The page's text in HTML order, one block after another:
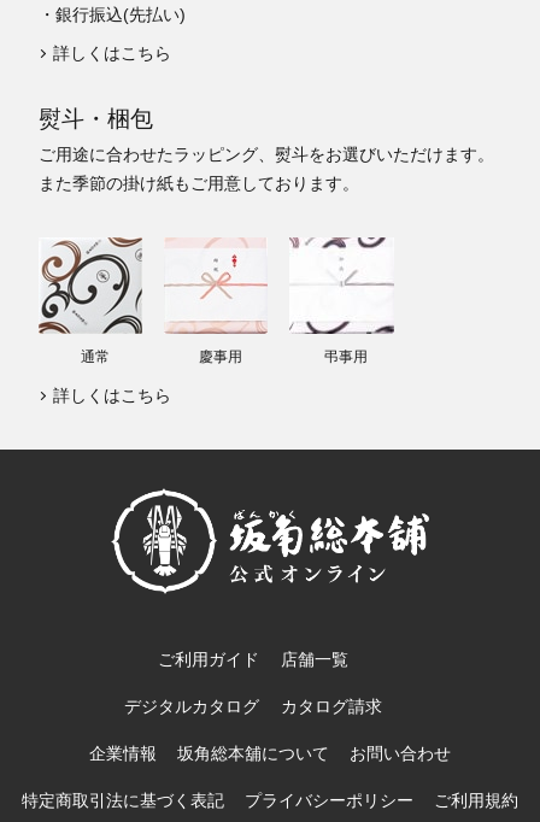
・銀行振込(先払い)
詳しくはこちら
熨斗・梱包
ご用途に合わせたラッピング、熨斗をお選びいただけます。
また季節の掛け紙もご用意しております。
通常 慶事用 弔事用
詳しくはこちら
ご利用ガイド 店舗一覧
デジタルカタログ カタログ請求
企業情報 坂角総本舖について お問い合わせ
特定商取引法に基づく表記 プライバシーポリシー ご利用規約